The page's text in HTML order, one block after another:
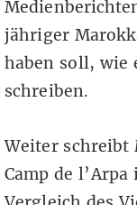
jähriger
haben soll, wie
schreiben.
Weiter schreibt
Camp de